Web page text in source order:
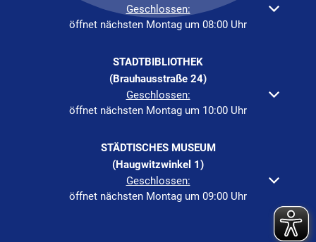
Klicken, um weitere Öffnungs- oder Schließzeiten
Geschlossen:
öffnet nächsten Montag um 08:00 Uhr
STADTBIBLIOTHEK
(Brauhausstraße 24)
Klicken, um weitere Öffnungs- oder Schließzeiten
Geschlossen:
öffnet nächsten Montag um 10:00 Uhr
STÄDTISCHES MUSEUM
(Haugwitzwinkel 1)
Klicken, um weitere Öffnungs- oder Schließzeiten
Geschlossen:
öffnet nächsten Montag um 09:00 Uhr